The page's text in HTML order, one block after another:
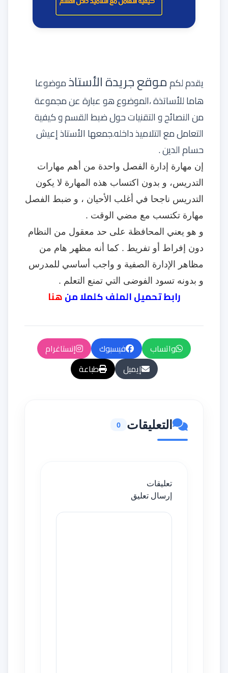
يقدم لكمموقع جريدة الأستاذموضوعا
هاما للأساتذة،الموضوع هو عبارة عن مجموعة
من النصائح و التقنيات حول ضبط القسم و كيفية
التعامل مع التلاميذ داخله.جمعها الأستاذ إعيش
حسام الدين .
إن مهارة إدارة الفصل واحدة من أهم مهارات
التدريس، و بدون اكتساب هذه المهارة لا يكون
التدريس ناجحا في أغلب الأحيان ، و ضبط الفصل
مهارة تكتسب مع مضي الوقت .
و هو يعني المحافظة على حد معقول من النظام
دون إفراط أو تفريط . كما أنه مظهر هام من
مظاهر الإدارة الصفية و واجب أساسي للمدرس
و بدونه تسود الفوضى التي تمنع التعلم .
رابط تحميل الملف كلملا منهنا
واتساب فيسبوك
إنستاغرام
إيميل
طباعة
التعليقات 0
تعليقات
إرسال تعليق